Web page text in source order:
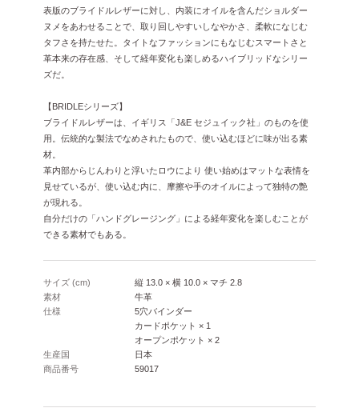
表版のブライドルレザーに対し、内装にオイルを含んだショルダー
ヌメをあわせることで、取り回しやすいしなやかさ、柔軟になじむ
タフさを持たせた。タイトなファッションにもなじむスマートさと
革本来の存在感、そして経年変化も楽しめるハイブリッドなシリー
ズだ。
【BRIDLEシリーズ】
ブライドルレザーは、イギリス「J&E セジュイック社」のものを使
用。伝統的な製法でなめされたもので、使い込むほどに味が出る素
材。
革内部からじんわりと浮いたロウにより 使い始めはマットな表情を
見せているが、使い込む内に、摩擦や手のオイルによって独特の艶
が現れる。
自分だけの「ハンドグレージング」による経年変化を楽しむことが
できる素材でもある。
サイズ (cm)
縦 13.0 × 横 10.0 × マチ 2.8
素材
牛革
仕様
5穴バインダー
カードポケット × 1
オープンポケット × 2
生産国
日本
商品番号
59017